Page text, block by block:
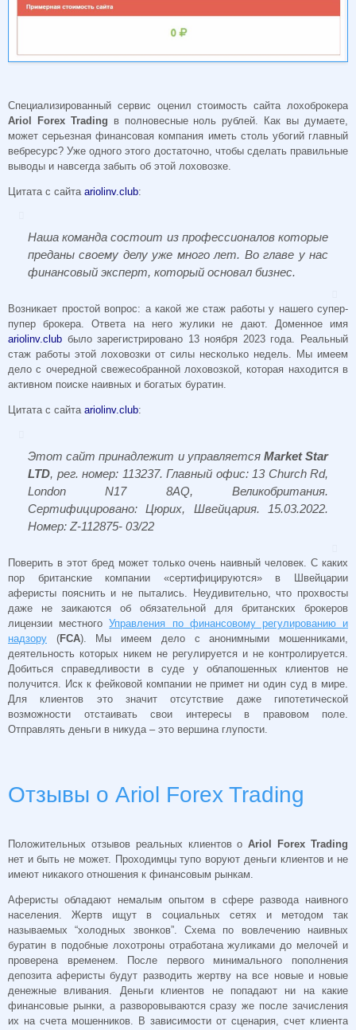
Специализированный сервис оценил стоимость сайта лохоброкера
Ariol Forex Trading в полновесные ноль рублей. Как вы думаете,
может серьезная финансовая компания иметь столь убогий главный
вебресурс? Уже одного этого достаточно, чтобы сделать правильные
выводы и навсегда забыть об этой лоховозке.
Цитата с сайта ariolinv.club:
Наша команда состоит из профессионалов которые
преданы своему делу уже много лет. Во главе у нас
финансовый эксперт, который основал бизнес.
Возникает простой вопрос: а какой же стаж работы у нашего супер-
пупер брокера. Ответа на него жулики не дают. Доменное имя
ariolinv.club было зарегистрировано 13 ноября 2023 года. Реальный
стаж работы этой лоховозки от силы несколько недель. Мы имеем
дело с очередной свежесобранной лоховозкой, которая находится в
активном поиске наивных и богатых буратин.
Цитата с сайта ariolinv.club:
Этот сайт принадлежит и управляется Market Star
LTD, рег. номер: 113237. Главный офис: 13 Church Rd,
London N17 8AQ, Великобритания.
Сертифицировано: Цюрих, Швейцария. 15.03.2022.
Номер: Z-112875- 03/22
Поверить в этот бред может только очень наивный человек. С каких
пор британские компании «сертифицируются» в Швейцарии
аферисты пояснить и не пытались. Неудивительно, что прохвосты
даже не заикаются об обязательной для британских брокеров
лицензии местногоУправления по финансовому регулированию и
надзору (FCA). Мы имеем дело с анонимными мошенниками,
деятельность которых никем не регулируется и не контролируется.
Добиться справедливости в суде у облапошенных клиентов не
получится. Иск к фейковой компании не примет ни один суд в мире.
Для клиентов это значит отсутствие даже гипотетической
возможности отстаивать свои интересы в правовом поле.
Отправлять деньги в никуда – это вершина глупости.
Отзывы о Ariol Forex Trading
Положительных отзывов реальных клиентов оAriol Forex Trading
нет и быть не может. Проходимцы тупо воруют деньги клиентов и не
имеют никакого отношения к финансовым рынкам.
Аферисты обладают немалым опытом в сфере развода наивного
населения. Жертв ищут в социальных сетях и методом так
называемых “холодных звонков”. Схема по вовлечению наивных
буратин в подобные лохотроны отработана жуликами до мелочей и
проверена временем. После первого минимального пополнения
депозита аферисты будут разводить жертву на все новые и новые
денежные вливания. Деньги клиентов не попадают ни на какие
финансовые рынки, а разворовываются сразу же после зачисления
их на счета мошенников. В зависимости от сценария, счет клиента